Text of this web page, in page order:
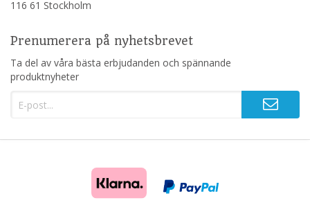
116 61 Stockholm
Prenumerera på nyhetsbrevet
Ta del av våra bästa erbjudanden och spännande
produktnyheter